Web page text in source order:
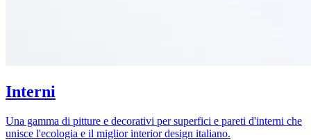
Interni
Una gamma di pitture e decorativi per superfici e pareti d'interni che
unisce l'ecologia e il miglior interior design italiano.